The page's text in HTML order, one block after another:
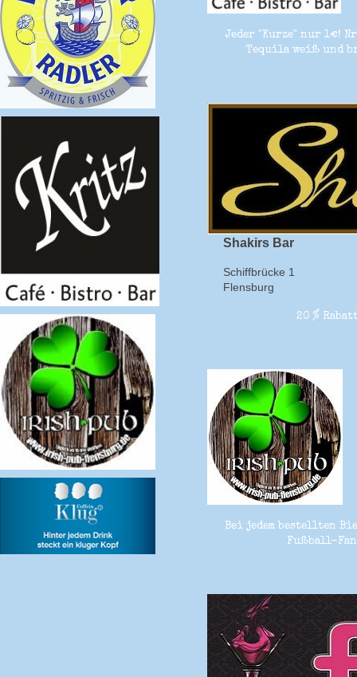
Jeder "Kurze" nur 1€!
Tequila weiß und
Shakirs Bar
Schiffbrücke 1
Flensburg
20 %
Bei jedem bestellten
Fußball-